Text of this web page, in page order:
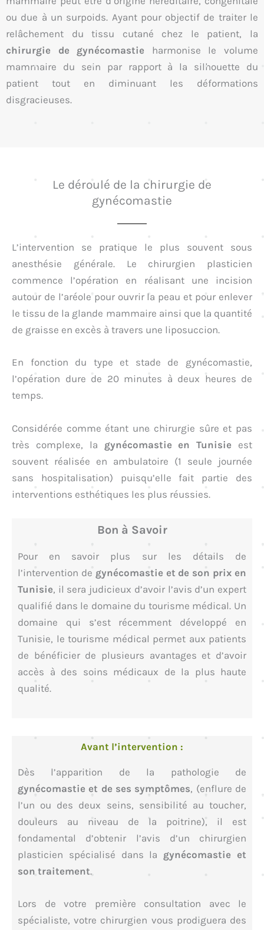
ou due à un surpoids. Ayant pour objectif de traiter le
relâchement du tissu cutané chez le patient, la
chirurgie de gynécomastie harmonise le volume
mammaire du sein par rapport à la silhouette du
patient tout en diminuant les déformations
disgracieuses.
Le déroulé de la chirurgie de
gynécomastie
L’intervention se pratique le plus souvent sous
anesthésie générale. Le chirurgien plasticien
commence l’opération en réalisant une incision
autour de l’aréole pour ouvrir la peau et pour enlever
le tissu de la glande mammaire ainsi que la quantité
de graisse en excès à travers une liposuccion.
En fonction du type et stade de gynécomastie,
l’opération dure de 20 minutes à deux heures de
temps.
Considérée comme étant une chirurgie sûre et pas
très complexe, la gynécomastie en Tunisie est
souvent réalisée en ambulatoire (1 seule journée
sans hospitalisation) puisqu’elle fait partie des
interventions esthétiques les plus réussies.
Bon à Savoir
Pour en savoir plus sur les détails de
l’intervention de gynécomastie et de son prix en
Tunisie, il sera judicieux d’avoir l’avis d’un expert
qualifié dans le domaine du tourisme médical. Un
domaine qui s’est récemment développé en
Tunisie, le tourisme médical permet aux patients
de bénéficier de plusieurs avantages et d’avoir
accès à des soins médicaux de la plus haute
qualité.
Avant l’intervention :
Dès l’apparition de la pathologie de
gynécomastie et de ses symptômes, (enflure de
l’un ou des deux seins, sensibilité au toucher,
douleurs au niveau de la poitrine), il est
fondamental d’obtenir l’avis d’un chirurgien
plasticien spécialisé dans la gynécomastie et
son traitement.
Lors de votre première consultation avec le
spécialiste, votre chirurgien vous prodiguera des